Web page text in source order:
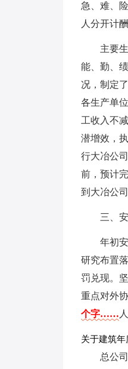
急、难、
人分开计
主要
能、勤、
况，制定
各生产单
工收入不
潜增效，
行大冶公
前，预计
到大冶公
三、
年初
研究布置
罚兑现。
重点对外
个字……
关于建筑
总公